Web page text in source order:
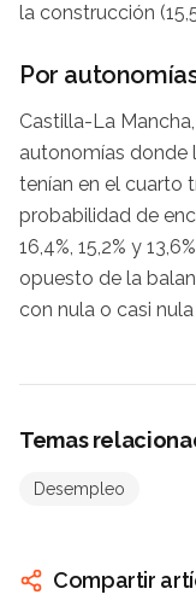
la construcción
Por
Castilla-La
autonomías donde
tenían en el cuarto
probabilidad de
16,4%, 15,2% y
opuesto de la
con nula o casi
Temas
Desempleo
Compartir